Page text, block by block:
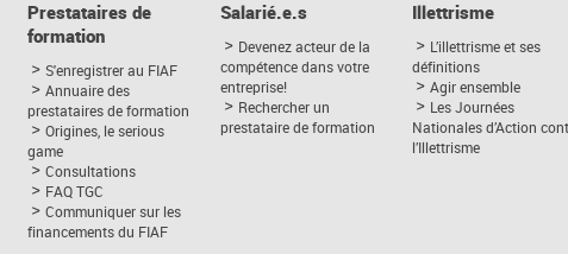
Prestataires de
formation
S'enregistrer au FIAF
Annuaire des
prestataires de formation
Origines, le serious
game
Consultations
FAQ TGC
Communiquer sur les
financements du FIAF
Salarié.e.s
Devenez acteur de la
compétence dans votre
entreprise!
Rechercher un
prestataire de formation
Illettrisme
L’illettrisme et ses
définitions
Agir ensemble
Les Journées
Nationales d’Action
l’Illettrisme